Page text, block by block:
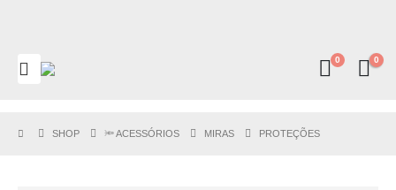
0 0
SHOP 🔦 ACESSÓRIOS MIRAS PROTEÇÕES